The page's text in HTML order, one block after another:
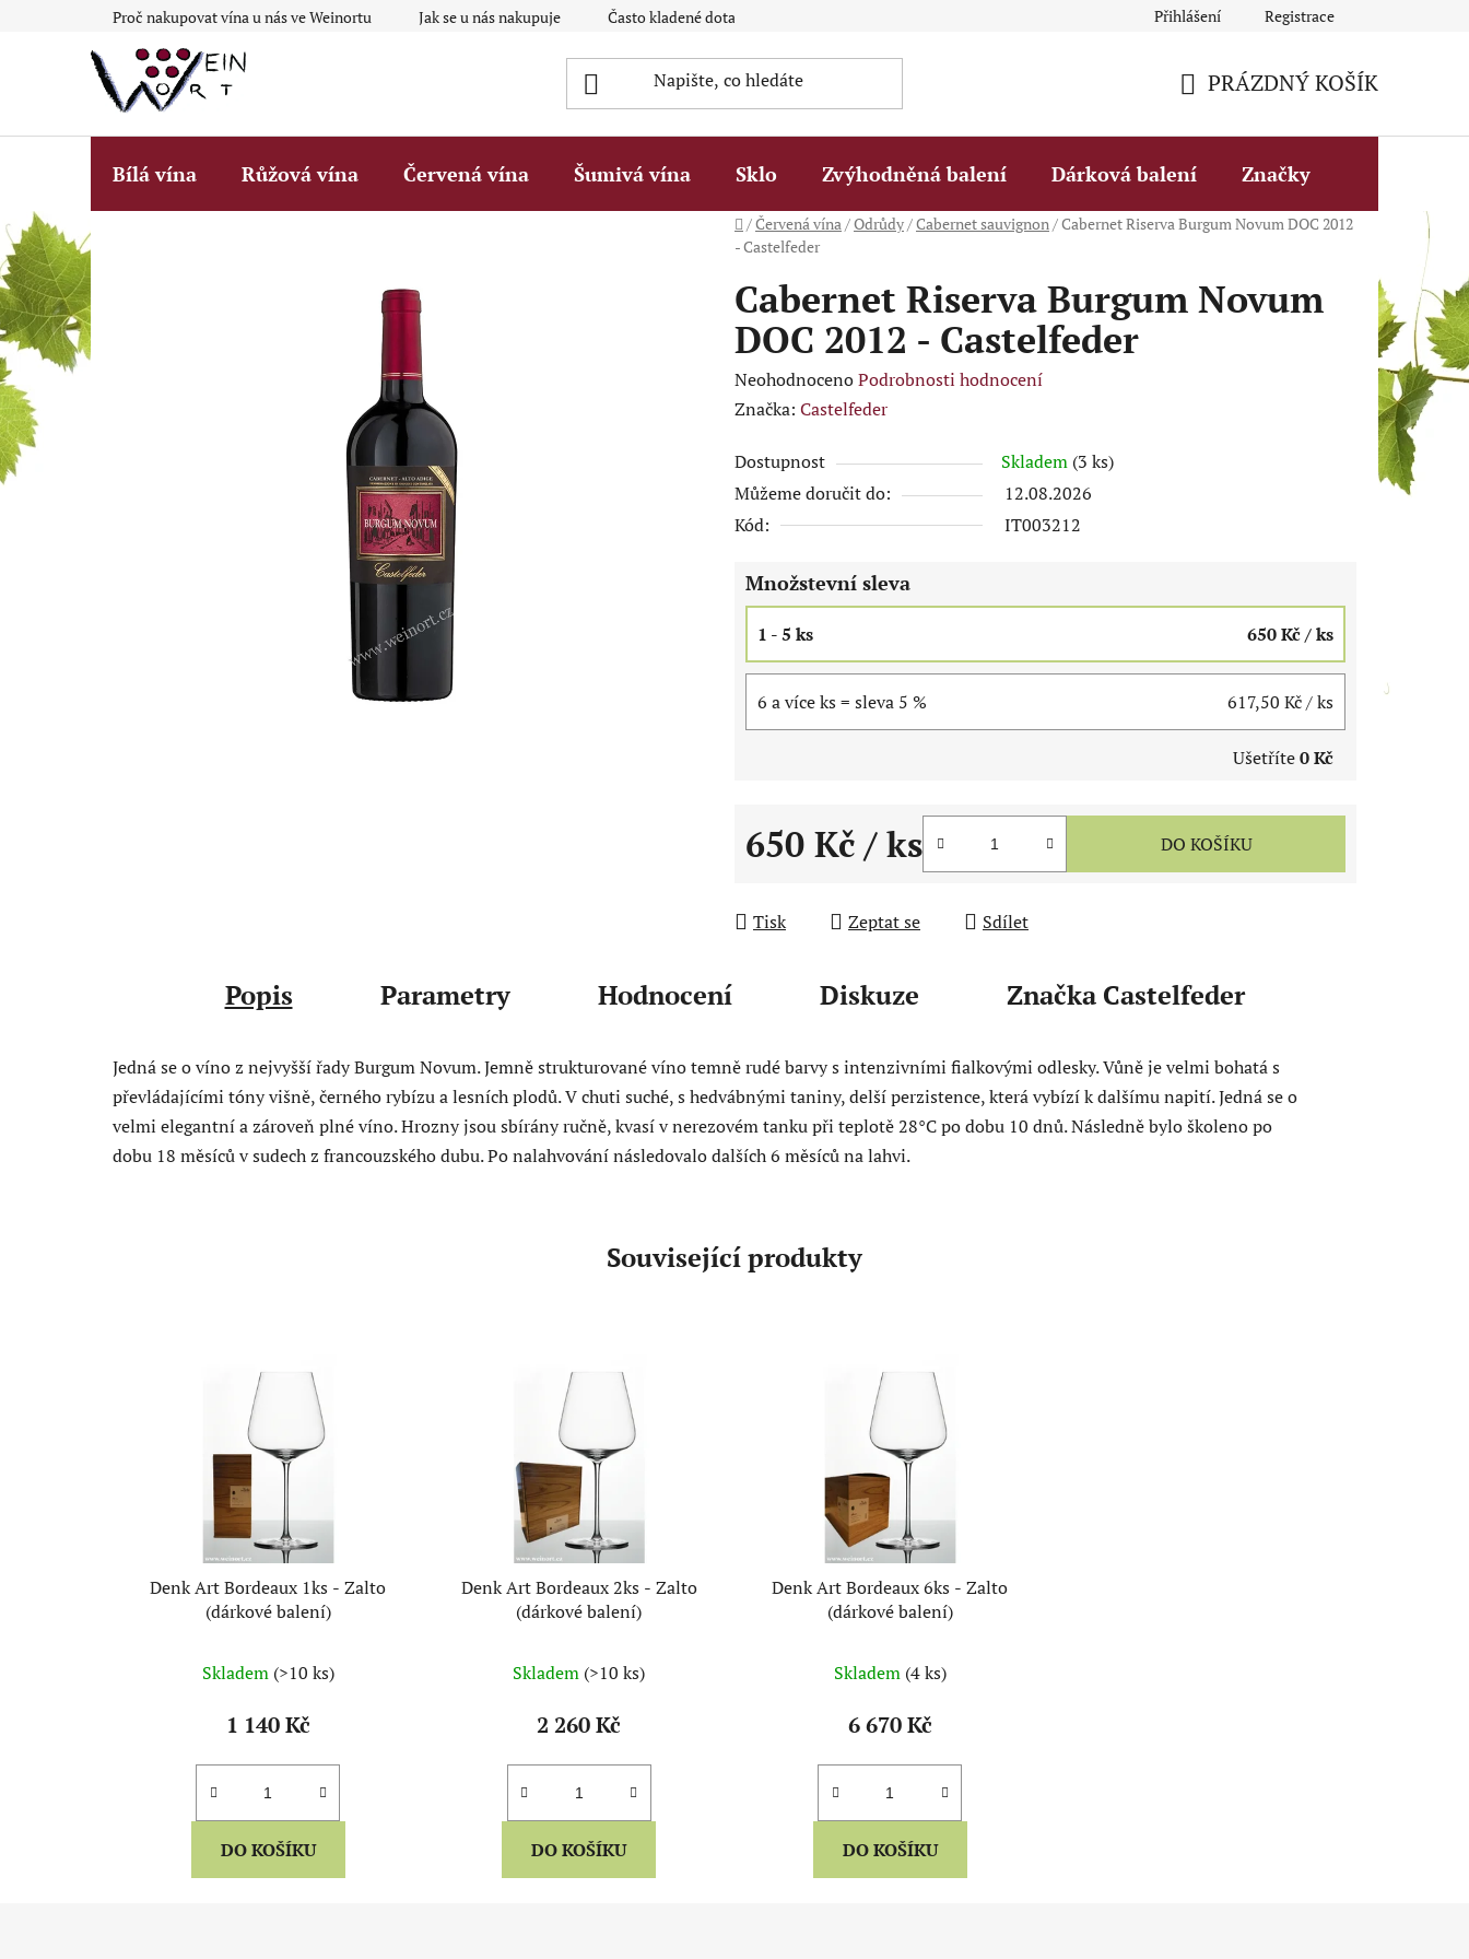
Proč nakupovat vína u nás ve Weinortu Jak se u nás nakupuje Často kladené dotazy Q&A Fakturační údaje
Přihlášení Registrace
KOŠÍK
PRÁZDNÝ KOŠÍK
Bílá vína Růžová vína Červená vína Šumivá vína Sklo Zvýhodněná balení Dárková balení Značky
Domů
/Červená vína/Odrůdy/Cabernet sauvignon/Cabernet Riserva Burgum Novum DOC 2012
- Castelfeder
Cabernet Riserva Burgum Novum
DOC 2012 - Castelfeder
Průměrné
hodnocení
je
0,0
z
hvězdiček.
NeohodnocenoPodrobnosti hodnocení
Značka: Castelfeder
Dostupnost Skladem (3 ks)
Můžeme doručit do:
12.08.2026
Kód:
IT003212
Množstevní sleva
1 - 5 ks 650 Kč/ ks
6 a více ks = sleva 5 % 617,50 Kč/ ks
Ušetříte0 Kč
650 Kč / ks DO KOŠÍKU
Tisk Zeptat se Sdílet
Popis Parametry Hodnocení Diskuze ZnačkaCastelfeder
Jedná se o víno z nejvyšší řady Burgum Novum. Jemně strukturované víno temně rudé barvy s intenzivními fialkovými odlesky. Vůně je velmi bohatá s
převládajícími tóny višně, černého rybízu a lesních plodů. V chuti suché, s hedvábnými taniny, delší perzistence, která vybízí k dalšímu napití. Jedná se o
velmi elegantní a zároveň plné víno. Hrozny jsou sbírány ručně, kvasí v nerezovém tanku při teplotě 28°C po dobu 10 dnů. Následně bylo školeno po
dobu 18 měsíců v sudech z francouzského dubu. Po nalahvování následovalo dalších 6 měsíců na lahvi.
Související produkty
Denk Art Bordeaux 1ks - Zalto
(dárkové balení)
Skladem (>10 ks)
1 140 Kč
DO KOŠÍKU
Denk Art Bordeaux 2ks - Zalto
(dárkové balení)
Skladem (>10 ks)
2 260 Kč
DO KOŠÍKU
Denk Art Bordeaux 6ks - Zalto
(dárkové balení)
Skladem (4 ks)
6 670 Kč
DO KOŠÍKU